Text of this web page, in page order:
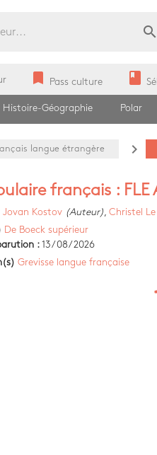
search
bookmark Pass culture book
Histoire-Géographie Polar
langue étrangère navigate_next
français :
Jovan Kostov (Auteur) Christel Le
De Boeck supérieur
: 13/08/2026
Grevisse langue française